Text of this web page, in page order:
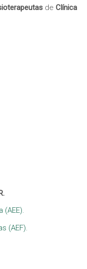
de Clínica
(AEE).
(AEF).